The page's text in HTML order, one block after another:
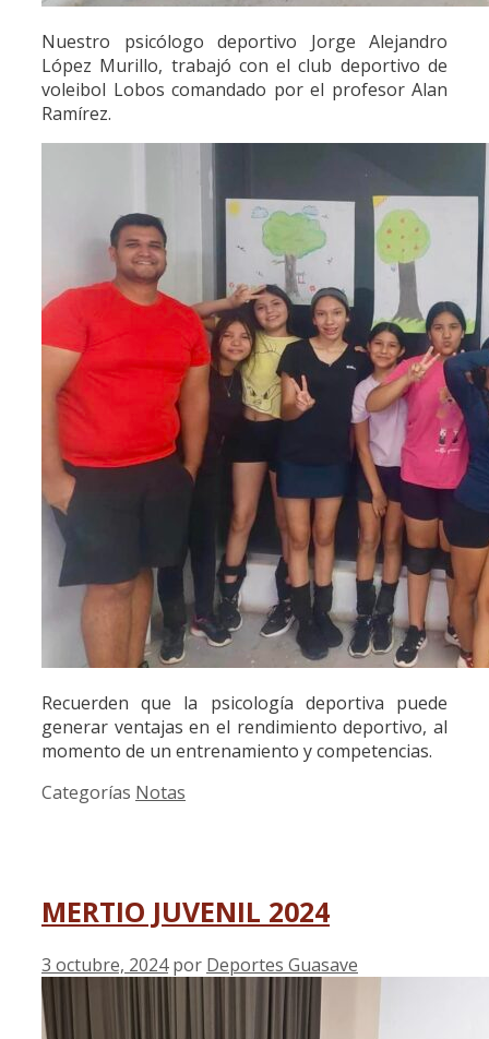
Nuestro psicólogo deportivo Jorge Alejandro
López Murillo, trabajó con el club deportivo de
voleibol Lobos comandado por el profesor Alan
Ramírez.
Recuerden que la psicología deportiva puede
generar ventajas en el rendimiento deportivo, al
momento de un entrenamiento y competencias.
Categorías Notas
MERTIO JUVENIL 2024
3 octubre, 2024 por Deportes Guasave